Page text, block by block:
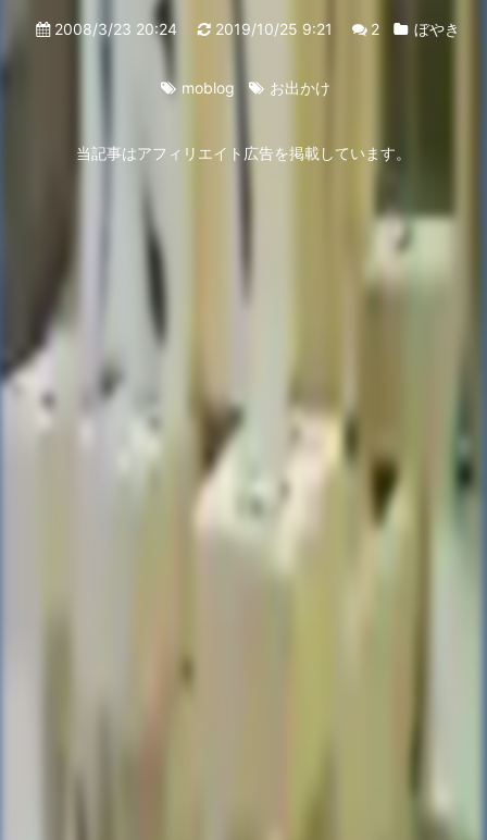
2008/3/23 20:24 2019/10/25 9:21 2 ぼやき
moblog お出かけ
当記事はアフィリエイト広告を掲載しています。